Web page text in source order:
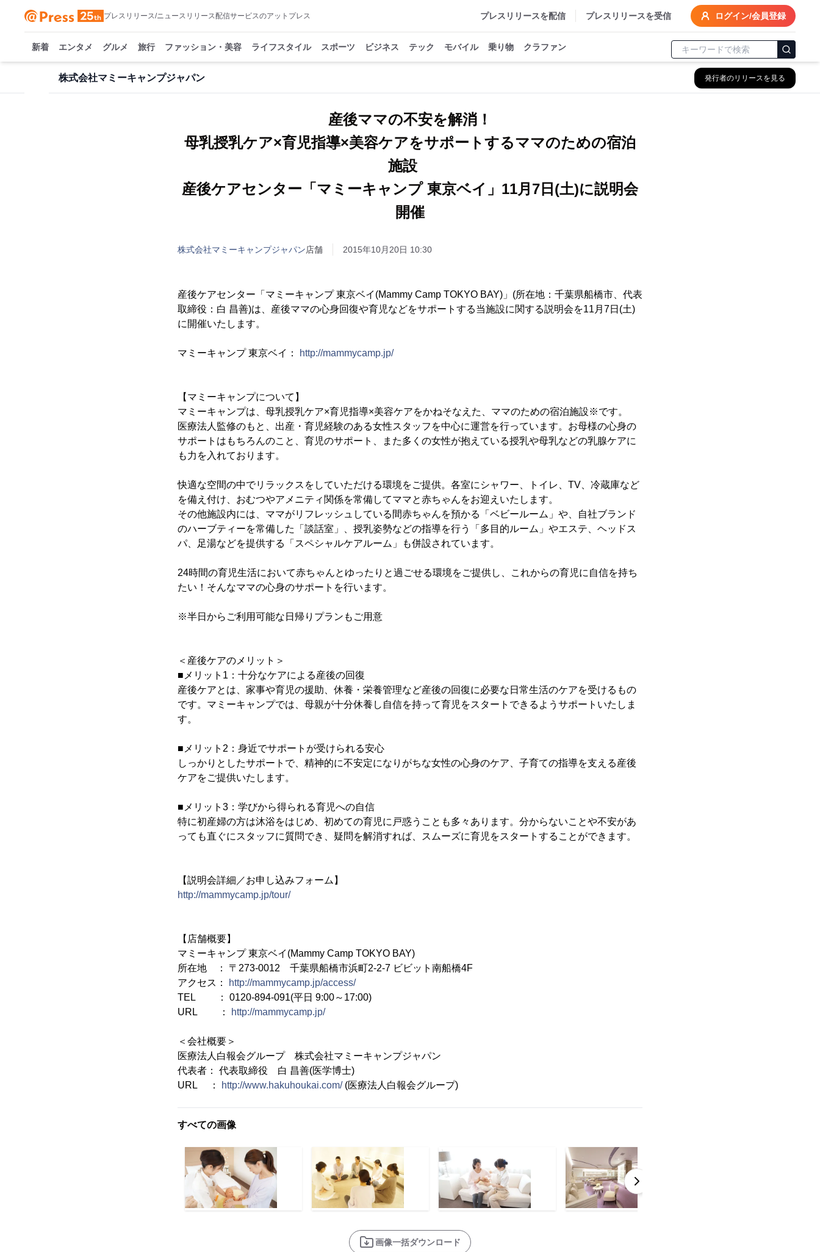
プレスリリース/ニュースリリース配信サービスのアットプレス プレスリリースを配信 プレスリリースを受信 ログイン/会員登録
新着 エンタメ グルメ 旅行 ファッション・美容 ライフスタイル スポーツ ビジネス テック モバイル 乗り物 クラファン
株式会社マミーキャンプジャパン 発行者のリリースを見る
産後ママの不安を解消！
母乳授乳ケア×育児指導×美容ケアをサポートするママのための宿泊
施設
産後ケアセンター「マミーキャンプ 東京ベイ」11月7日(土)に説明会
開催
株式会社マミーキャンプジャパン店舗 2015年10月20日 10:30
産後ケアセンター「マミーキャンプ 東京ベイ(Mammy Camp TOKYO BAY)」(所在地：千葉県船橋市、代表
取締役：白 昌善)は、産後ママの心身回復や育児などをサポートする当施設に関する説明会を11月7日(土)
に開催いたします。
マミーキャンプ 東京ベイ： http://mammycamp.jp/
【マミーキャンプについて】
マミーキャンプは、母乳授乳ケア×育児指導×美容ケアをかねそなえた、ママのための宿泊施設※です。
医療法人監修のもと、出産・育児経験のある女性スタッフを中心に運営を行っています。お母様の心身の
サポートはもちろんのこと、育児のサポート、また多くの女性が抱えている授乳や母乳などの乳腺ケアに
も力を入れております。
快適な空間の中でリラックスをしていただける環境をご提供。各室にシャワー、トイレ、TV、冷蔵庫など
を備え付け、おむつやアメニティ関係を常備してママと赤ちゃんをお迎えいたします。
その他施設内には、ママがリフレッシュしている間赤ちゃんを預かる「ベビールーム」や、自社ブランド
のハーブティーを常備した「談話室」、授乳姿勢などの指導を行う「多目的ルーム」やエステ、ヘッドス
パ、足湯などを提供する「スペシャルケアルーム」も併設されています。
24時間の育児生活において赤ちゃんとゆったりと過ごせる環境をご提供し、これからの育児に自信を持ち
たい！そんなママの心身のサポートを行います。
※半日からご利用可能な日帰りプランもご用意
＜産後ケアのメリット＞
■メリット1：十分なケアによる産後の回復
産後ケアとは、家事や育児の援助、休養・栄養管理など産後の回復に必要な日常生活のケアを受けるもの
です。マミーキャンプでは、母親が十分休養し自信を持って育児をスタートできるようサポートいたしま
す。
■メリット2：身近でサポートが受けられる安心
しっかりとしたサポートで、精神的に不安定になりがちな女性の心身のケア、子育ての指導を支える産後
ケアをご提供いたします。
■メリット3：学びから得られる育児への自信
特に初産婦の方は沐浴をはじめ、初めての育児に戸惑うことも多々あります。分からないことや不安があ
っても直ぐにスタッフに質問でき、疑問を解消すれば、スムーズに育児をスタートすることができます。
【説明会詳細／お申し込みフォーム】
http://mammycamp.jp/tour/
【店舗概要】
マミーキャンプ 東京ベイ(Mammy Camp TOKYO BAY)
所在地 ： 〒273-0012 千葉県船橋市浜町2-2-7 ビビット南船橋4F
アクセス：
http://mammycamp.jp/access/
TEL ： 0120-894-091(平日 9:00～17:00)
URL ：
http://mammycamp.jp/
＜会社概要＞
医療法人白報会グループ 株式会社マミーキャンプジャパン
代表者： 代表取締役 白 昌善(医学博士)
URL ：
http://www.hakuhoukai.com/(医療法人白報会グループ)
すべての画像
画像一括ダウンロード